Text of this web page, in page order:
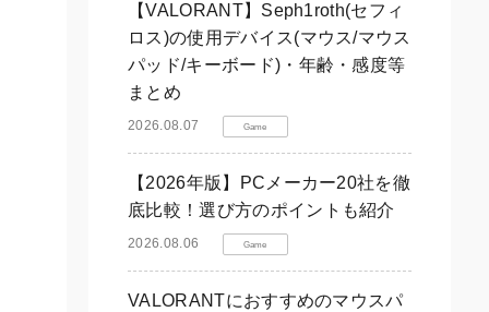
【VALORANT】Seph1roth(セフィ
ロス)の使用デバイス(マウス/マウス
パッド/キーボード)・年齢・感度等
まとめ
2026.08.07 Game
【2026年版】PCメーカー20社を徹
底比較！選び方のポイントも紹介
2026.08.06 Game
VALORANTにおすすめのマウスパ